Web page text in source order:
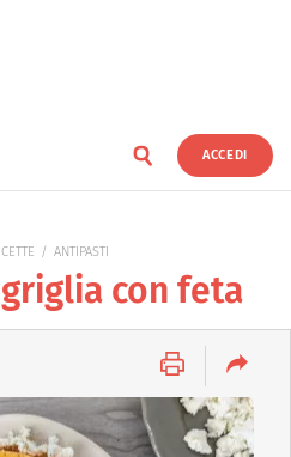
ACCEDI
ANTIPASTI
con feta